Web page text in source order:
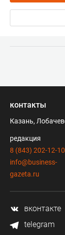
контакты
Казань,
редакция
8 (843) 202-12-10
info@business-
gazeta.ru
вконтакте
telegram